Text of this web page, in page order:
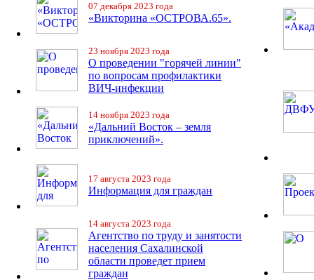
07 декабря 2023 года
«Викторина «ОСТРОВА.65».
23 ноября 2023 года
О проведении "горячей линии"
по вопросам профилактики
ВИЧ-инфекции
14 ноября 2023 года
«Дальний Восток – земля
приключений».
17 августа 2023 года
Информация для граждан
14 августа 2023 года
Агентство по труду и занятости
населения Сахалинской
области проведет прием
граждан